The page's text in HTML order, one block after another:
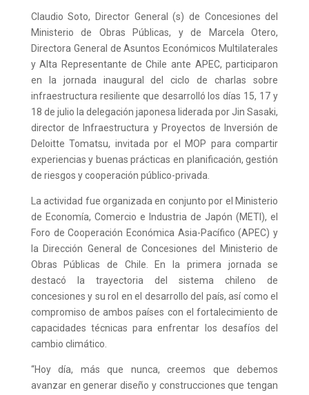
Claudio Soto, Director General (s) de Concesiones del
Ministerio de Obras Públicas, y de Marcela Otero,
Directora General de Asuntos Económicos Multilaterales
y Alta Representante de Chile ante APEC, participaron
en la jornada inaugural del ciclo de charlas sobre
infraestructura resiliente que desarrolló los días 15, 17 y
18 de julio la delegación japonesa liderada por Jin Sasaki,
director de Infraestructura y Proyectos de Inversión de
Deloitte Tomatsu, invitada por el MOP para compartir
experiencias y buenas prácticas en planificación, gestión
de riesgos y cooperación público-privada.
La actividad fue organizada en conjunto por el Ministerio
de Economía, Comercio e Industria de Japón (METI), el
Foro de Cooperación Económica Asia-Pacífico (APEC) y
la Dirección General de Concesiones del Ministerio de
Obras Públicas de Chile. En la primera jornada se
destacó la trayectoria del sistema chileno de
concesiones y su rol en el desarrollo del país, así como el
compromiso de ambos países con el fortalecimiento de
capacidades técnicas para enfrentar los desafíos del
cambio climático.
“Hoy día, más que nunca, creemos que debemos
avanzar en generar diseño y construcciones que tengan